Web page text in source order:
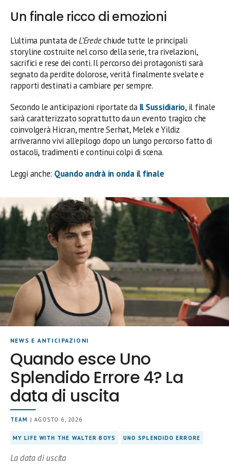
Un finale ricco di emozioni
L’ultima puntata deL’Eredechiude tutte le principali
storyline costruite nel corso della serie, tra rivelazioni,
sacrifici e rese dei conti. Il percorso dei protagonisti sarà
segnato da perdite dolorose, verità finalmente svelate e
rapporti destinati a cambiare per sempre.
Secondo le anticipazioni riportate da Il Sussidiario, il finale
sarà caratterizzato soprattutto da un evento tragico che
coinvolgerà Hicran, mentre Serhat, Melek e Yildiz
arriveranno vivi all’epilogo dopo un lungo percorso fatto di
ostacoli, tradimenti e continui colpi di scena.
Leggi anche: Quando andrà in onda il finale
NEWS E ANTICIPAZIONI
Quando esce Uno
Splendido Errore 4? La
data di uscita
TEAM | AGOSTO 6, 2026
MY LIFE WITH THE WALTER BOYS UNO SPLENDIDO ERRORE
La data di uscita